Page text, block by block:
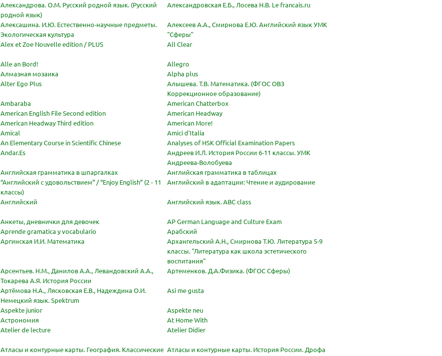
Александрова. О.М. Русский родной язык. (Русский
родной язык)
Александровская Е.Б., Лосева Н.В. Le francais.ru
Алексашина. И.Ю. Естественно-научные предметы.
Экологическая культура
Алексеев А.А., Смирнова Е.Ю. Английский язык УМК
"Сферы"
Alex et Zoe Nouvelle edition / PLUS All Clear
Alle an Bord!
Allegro
Алмазная мозаика
Alpha plus
Alter Ego Plus
Алышева. Т.В. Математика. (ФГОС ОВЗ
Коррекционное образование)
Ambaraba
American Chatterbox
American English File Second edition
American Headway
American Headway Third edition
American More!
Amical
Amici d'Italia
An Elementary Course in Scientific Chinese
Analyses of HSK Official Examination Papers
Andar.Es
Андреев И.Л. История России 6-11 классы. УМК
Андреева-Волобуева
Английская грамматика в шпаргалках
Английская грамматика в таблицах
“Английский с удовольствием” / “Enjoy English” (2 - 11
классы)
Английский в адаптации: Чтение и аудирование
Английский Английский язык. ABC class
Анкеты, дневнички для девочек
AP German Language and Culture Exam
Aprende gramatica y vocabulario
Арабский
Аргинская И.И. Математика
Архангельский А.Н., Смирнова Т.Ю. Литература 5-9
классы. "Литература как школа эстетического
воспитания"
Арсентьев. Н.М., Данилов А.А., Левандовский А.А.,
Токарева А.Я. История России
Артеменков. Д.А.Физика. (ФГОС Сферы)
Артёмова Н.А., Лясковская Е.В., Надеждина О.И.
Немецкий язык. Spektrum
Asi me gusta
Aspekte junior
Aspekte neu
Астрономия
At Home With
Atelier de lecture Atelier Didier
Атласы и контурные карты. География. Классические Атласы и контурные карты. История России. Дрофа
Ваш E-mail:
Ваш E-mail: